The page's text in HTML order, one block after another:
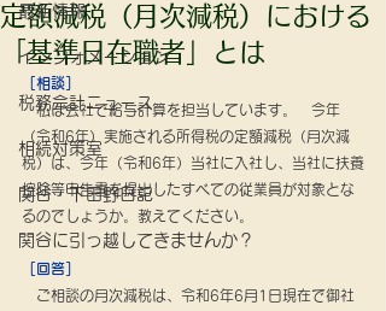
最新情報
インフォメーション
税務会計ニュース
相続対策室
関谷・下田野日記
関谷に引っ越してきませんか？
定額減税（月次減税）における
「基準日在職者」とは
［相談］
私は会社で給与計算を担当しています。　今年
（令和6年）実施される所得税の定額減税（月次減
税）は、今年（令和6年）当社に入社し、当社に扶養
控除等申告書を提出したすべての従業員が対象とな
るのでしょうか。教えてください。
［回答］
ご相談の月次減税は、令和6年6月1日現在で御社